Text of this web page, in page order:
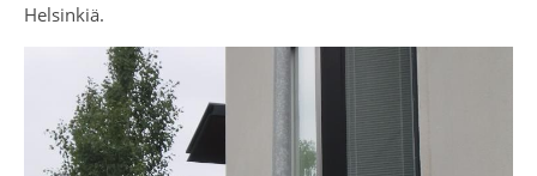
Helsinkiä.